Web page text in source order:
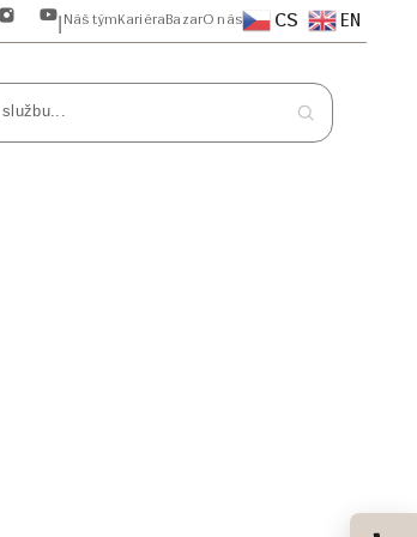
CS EN
O nás
Bazar
Kariéra
Náš tým